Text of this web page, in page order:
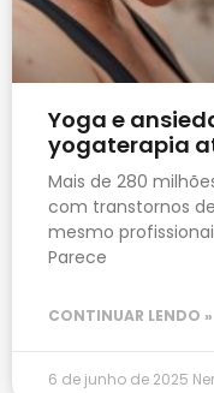
Yoga e
yogaterapia
Mais de 280
com transtornos
mesmo
Parece
CONTINUAR LENDO »
6 de junho de 2025